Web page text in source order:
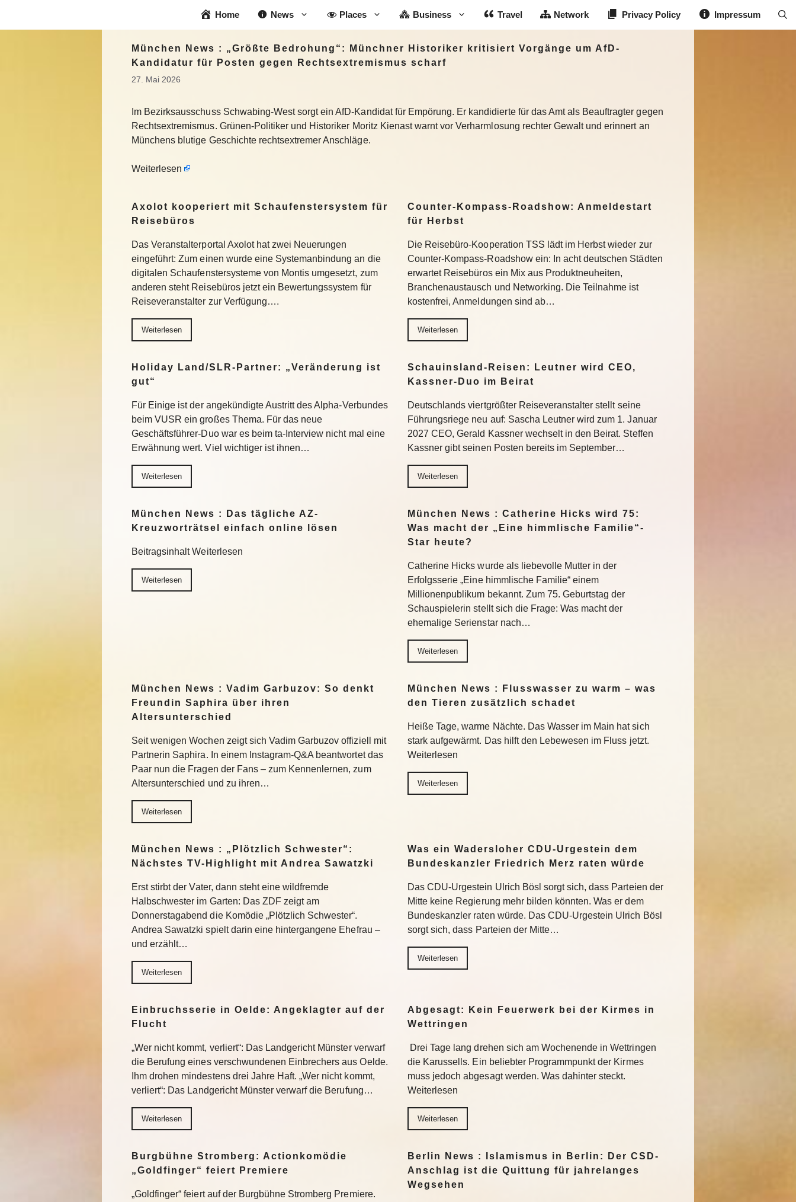
Home News Places Business Travel Network Privacy Policy Impressum
München News : „Größte Bedrohung“: Münchner Historiker kritisiert Vorgänge um AfD-
Kandidatur für Posten gegen Rechtsextremismus scharf
27. Mai 2026
Im Bezirksausschuss Schwabing-West sorgt ein AfD-Kandidat für Empörung. Er kandidierte für das Amt als Beauftragter gegen
Rechtsextremismus. Grünen-Politiker und Historiker Moritz Kienast warnt vor Verharmlosung rechter Gewalt und erinnert an
Münchens blutige Geschichte rechtsextremer Anschläge.
Weiterlesen
Axolot kooperiert mit Schaufenstersystem für
Reisebüros
Das Veranstalterportal Axolot hat zwei Neuerungen
eingeführt: Zum einen wurde eine Systemanbindung an die
digitalen Schaufenstersysteme von Montis umgesetzt, zum
anderen steht Reisebüros jetzt ein Bewertungssystem für
Reiseveranstalter zur Verfügung….
Weiterlesen
Counter-Kompass-Roadshow: Anmeldestart
für Herbst
Die Reisebüro-Kooperation TSS lädt im Herbst wieder zur
Counter-Kompass-Roadshow ein: In acht deutschen Städten
erwartet Reisebüros ein Mix aus Produktneuheiten,
Branchenaustausch und Networking. Die Teilnahme ist
kostenfrei, Anmeldungen sind ab…
Weiterlesen
Holiday Land/SLR-Partner: „Veränderung ist
gut“
Für Einige ist der angekündigte Austritt des Alpha-Verbundes
beim VUSR ein großes Thema. Für das neue
Geschäftsführer-Duo war es beim ta-Interview nicht mal eine
Erwähnung wert. Viel wichtiger ist ihnen…
Weiterlesen
Schauinsland-Reisen: Leutner wird CEO,
Kassner-Duo im Beirat
Deutschlands viertgrößter Reiseveranstalter stellt seine
Führungsriege neu auf: Sascha Leutner wird zum 1. Januar
2027 CEO, Gerald Kassner wechselt in den Beirat. Steffen
Kassner gibt seinen Posten bereits im September…
Weiterlesen
München News : Das tägliche AZ-
Kreuzworträtsel einfach online lösen
Beitragsinhalt Weiterlesen
Weiterlesen
München News : Catherine Hicks wird 75:
Was macht der „Eine himmlische Familie“-
Star heute?
Catherine Hicks wurde als liebevolle Mutter in der
Erfolgsserie „Eine himmlische Familie“ einem
Millionenpublikum bekannt. Zum 75. Geburtstag der
Schauspielerin stellt sich die Frage: Was macht der
ehemalige Serienstar nach…
Weiterlesen
München News : Vadim Garbuzov: So denkt
Freundin Saphira über ihren
Altersunterschied
Seit wenigen Wochen zeigt sich Vadim Garbuzov offiziell mit
Partnerin Saphira. In einem Instagram-Q&A beantwortet das
Paar nun die Fragen der Fans – zum Kennenlernen, zum
Altersunterschied und zu ihren…
Weiterlesen
München News : Flusswasser zu warm – was
den Tieren zusätzlich schadet
Heiße Tage, warme Nächte. Das Wasser im Main hat sich
stark aufgewärmt. Das hilft den Lebewesen im Fluss jetzt.
Weiterlesen
Weiterlesen
München News : „Plötzlich Schwester“:
Nächstes TV-Highlight mit Andrea Sawatzki
Erst stirbt der Vater, dann steht eine wildfremde
Halbschwester im Garten: Das ZDF zeigt am
Donnerstagabend die Komödie „Plötzlich Schwester“.
Andrea Sawatzki spielt darin eine hintergangene Ehefrau –
und erzählt…
Weiterlesen
Was ein Wadersloher CDU-Urgestein dem
Bundeskanzler Friedrich Merz raten würde
Das CDU-Urgestein Ulrich Bösl sorgt sich, dass Parteien der
Mitte keine Regierung mehr bilden könnten. Was er dem
Bundeskanzler raten würde. Das CDU-Urgestein Ulrich Bösl
sorgt sich, dass Parteien der Mitte…
Weiterlesen
Einbruchsserie in Oelde: Angeklagter auf der
Flucht
„Wer nicht kommt, verliert“: Das Landgericht Münster verwarf
die Berufung eines verschwundenen Einbrechers aus Oelde.
Ihm drohen mindestens drei Jahre Haft. „Wer nicht kommt,
verliert“: Das Landgericht Münster verwarf die Berufung…
Weiterlesen
Abgesagt: Kein Feuerwerk bei der Kirmes in
Wettringen
Drei Tage lang drehen sich am Wochenende in Wettringen
die Karussells. Ein beliebter Programmpunkt der Kirmes
muss jedoch abgesagt werden. Was dahinter steckt.
Weiterlesen
Weiterlesen
Burgbühne Stromberg: Actionkomödie
„Goldfinger“ feiert Premiere
„Goldfinger“ feiert auf der Burgbühne Stromberg Premiere.
Berlin News : Islamismus in Berlin: Der CSD-
Anschlag ist die Quittung für jahrelanges
Wegsehen